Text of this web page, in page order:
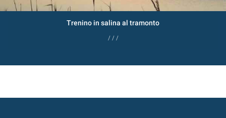
Trenino in salina al tramonto
/ / /